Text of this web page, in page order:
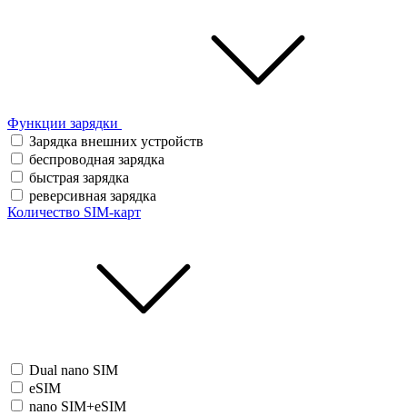
Функции зарядки
Зарядка внешних устройств
беспроводная зарядка
быстрая зарядка
реверсивная зарядка
Количество SIM-карт
Dual nano SIM
eSIM
nano SIM+eSIM